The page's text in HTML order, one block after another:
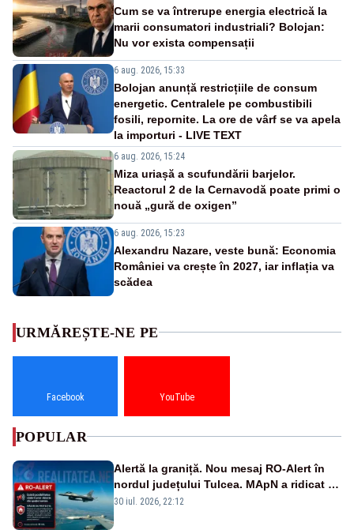
Cum se va întrerupe energia electrică la
marii consumatori industriali? Bolojan:
Nu vor exista compensații
6 aug. 2026, 15:33
Bolojan anunță restricțiile de consum
energetic. Centralele pe combustibili
fosili, repornite. La ore de vârf se va apela
la importuri - LIVE TEXT
6 aug. 2026, 15:24
Miza uriașă a scufundării barjelor.
Reactorul 2 de la Cernavodă poate primi o
nouă „gură de oxigen”
6 aug. 2026, 15:23
Alexandru Nazare, veste bună: Economia
României va crește în 2027, iar inflația va
scădea
URMĂREȘTE-NE PE
Facebook YouTube
POPULAR
Alertă la graniță. Nou mesaj RO-Alert în
nordul județului Tulcea. MApN a ridicat de
la sol două avioane F-16
30 iul. 2026, 22:12